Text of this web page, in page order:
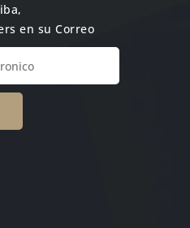
en su Correo